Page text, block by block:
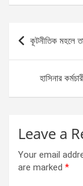
ce
b
o
o
k
se
g
er
Post
navigation
কূটনীতিক মহলে
হাসিনার
Leave a
Your email
are marked *